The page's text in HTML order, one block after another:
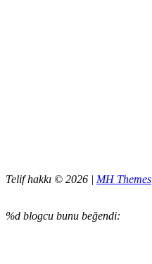
Telif hakkı © 2026 | MH Themes
%d blogcu bunu beğendi: